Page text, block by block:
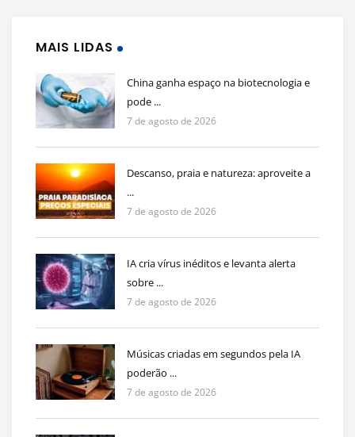
MAIS LIDAS
China ganha espaço na biotecnologia e
pode ...
7 de agosto de 2026
Descanso, praia e natureza: aproveite a
...
7 de agosto de 2026
IA cria vírus inéditos e levanta alerta
sobre ...
7 de agosto de 2026
Músicas criadas em segundos pela IA
poderão ...
7 de agosto de 2026